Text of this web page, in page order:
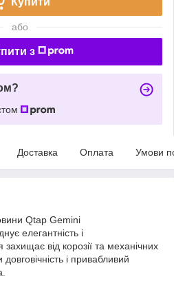
або
з
Доставка Оплата Умови
Qtap Gemini
елегантність і
від корозії та механічних
і привабливий